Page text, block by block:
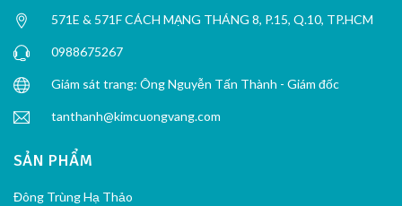
571E & 571F CÁCH MẠNG THÁNG 8, P.15, Q.10, TP.HCM
0988675267
Giám sát trang: Ông Nguyễn Tấn Thành - Giám đốc
tanthanh@kimcuongvang.com
SẢN PHẨM
Đông Trùng Hạ Thảo